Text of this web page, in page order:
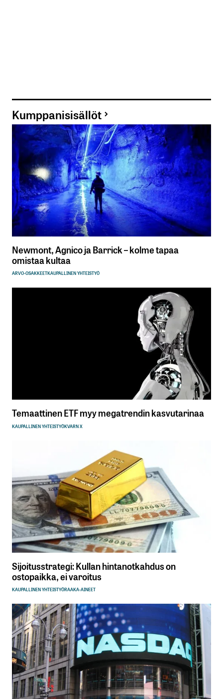
Kumppanisisällöt
Newmont, Agnico ja Barrick – kolme tapaa
omistaa kultaa
ARVO-OSAKKEETKAUPALLINEN YHTEISTYÖ
Temaattinen ETF myy megatrendin kasvutarinaa
KAUPALLINEN YHTEISTYÖKVARN X
Sijoitusstrategi: Kullan hintanotkahdus on
ostopaikka, ei varoitus
KAUPALLINEN YHTEISTYÖRAAKA-AINEET